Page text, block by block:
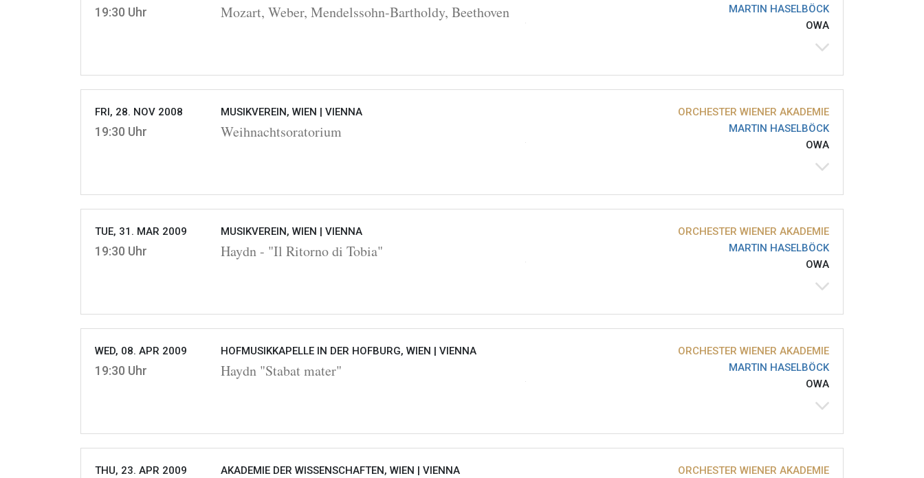
19:30 Uhr Mozart, Weber, Mendelssohn-Bartholdy, Beethoven
MARTIN HASELBÖCK
OWA
FRI, 28. NOV 2008
19:30 Uhr
MUSIKVEREIN, WIEN | VIENNA
Weihnachtsoratorium
ORCHESTER WIENER AKADEMIE
MARTIN HASELBÖCK
OWA
TUE, 31. MAR 2009
19:30 Uhr
MUSIKVEREIN, WIEN | VIENNA
Haydn - "Il Ritorno di Tobia"
ORCHESTER WIENER AKADEMIE
MARTIN HASELBÖCK
OWA
WED, 08. APR 2009
19:30 Uhr
HOFMUSIKKAPELLE IN DER HOFBURG, WIEN | VIENNA
Haydn "Stabat mater"
ORCHESTER WIENER AKADEMIE
MARTIN HASELBÖCK
OWA
THU, 23. APR 2009 AKADEMIE DER WISSENSCHAFTEN, WIEN | VIENNA
ORCHESTER WIENER AKADEMIE